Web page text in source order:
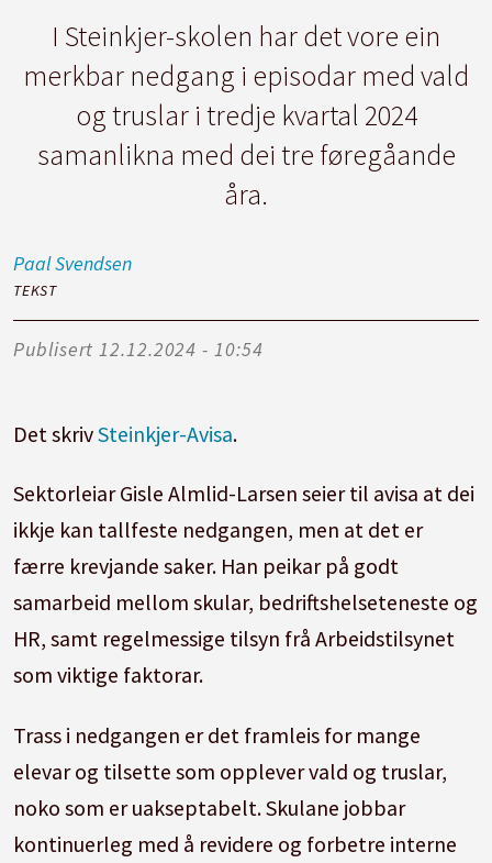
I Steinkjer-skolen har det vore ein
merkbar nedgang i episodar med vald
og truslar i tredje kvartal 2024
samanlikna med dei tre føregåande
åra.
PaalSvendsen
TEKST
Publisert 12.12.2024 - 10:54
Det skrivSteinkjer-Avisa.
Sektorleiar Gisle Almlid-Larsen seier til avisa at dei
ikkje kan tallfeste nedgangen, men at det er
færre krevjande saker. Han peikar på godt
samarbeid mellom skular, bedriftshelseteneste og
HR, samt regelmessige tilsyn frå Arbeidstilsynet
som viktige faktorar.
Trass i nedgangen er det framleis for mange
elevar og tilsette som opplever vald og truslar,
noko som er uakseptabelt. Skulane jobbar
kontinuerleg med å revidere og forbetre interne